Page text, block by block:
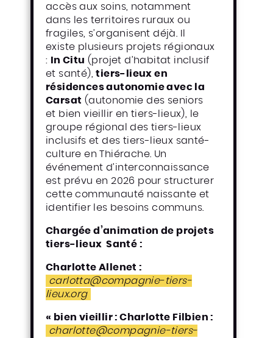
accès aux soins, notamment
dans les territoires ruraux ou
fragiles, s’organisent déjà. Il
existe plusieurs projets régionaux
:
In Citu (projet d’habitat inclusif
et santé),tiers-lieux en
résidences autonomie avec la
Carsat (autonomie des seniors
et bien vieillir en tiers-lieux), le
groupe régional des tiers-lieux
inclusifs et des tiers-lieux santé-
culture en Thiérache. Un
événement d’interconnaissance
est prévu en 2026 pour structurer
cette communauté naissante et
identifier les besoins communs.
Chargée d’animation de projets
tiers-lieux Santé :
Charlotte Allenet :
carlotta@compagnie-tiers-
lieux.org
« bien vieillir : Charlotte Filbien :
charlotte@compagnie-tiers-